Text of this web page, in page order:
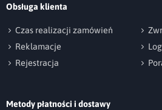
Wyślij opinię
Obsługa klienta
Czas realizacji zamówień
Reklamacje
Rejestracja
Metody płatności i dostawy